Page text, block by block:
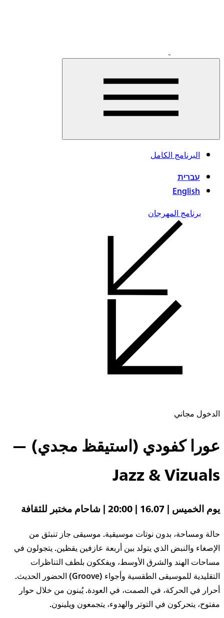
اقرأوا
البرنامج الكامل
עברית
English
برنامج المهرجان
الدخول مجاني
عورا كفودي (استيقظ مجدي) —
Jazz & Vizuals
يوم الخميس | 16.07 | 20:00 | شاحام مختبر للثقافة
حالة ومساحة، بدون نوتات موسيقية. موسيقى جاز تنبثق من
الإصغاء والنبض الذي يتولد بين أربعة عازفين يقظين. يتجولون في
مساحات الهند والشرق الأوسط، ويفككون بلطف التناظرات
التقليدية للموسيقى الطقسية وأجواء (Groove) الحضور الحديث.
أحرار في الحركة، في الصمت، في العودة. يُبنون من خلال حوار
مفتوح، يتحركون في التوتر والهدوء، يتجمعون ويلينون.